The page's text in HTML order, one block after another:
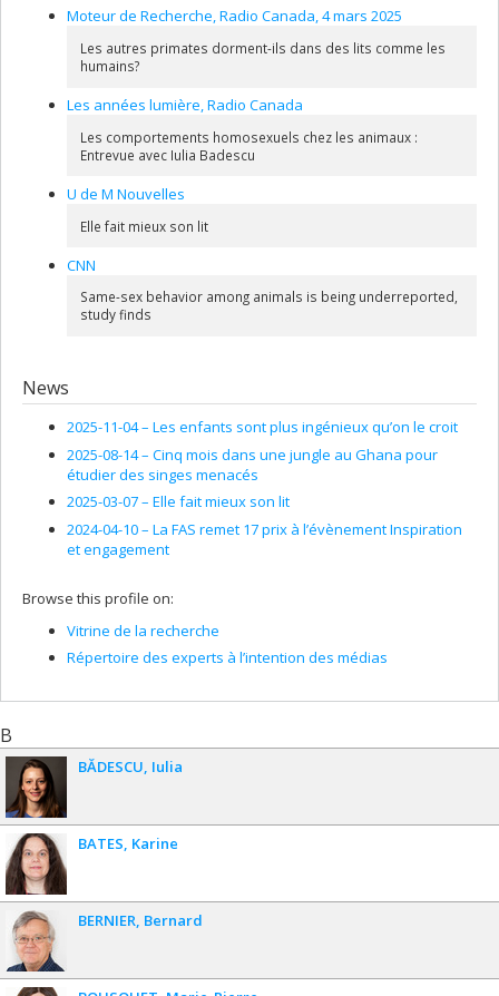
Moteur de Recherche, Radio Canada, 4 mars 2025
Les autres primates dorment-ils dans des lits comme les
humains?
Les années lumière, Radio Canada
Les comportements homosexuels chez les animaux :
Entrevue avec Iulia Badescu
U de M Nouvelles
Elle fait mieux son lit
CNN
Same-sex behavior among animals is being underreported,
study finds
News
2025-11-04 – Les enfants sont plus ingénieux qu’on le croit
2025-08-14 – Cinq mois dans une jungle au Ghana pour
étudier des singes menacés
2025-03-07 – Elle fait mieux son lit
2024-04-10 – La FAS remet 17 prix à l’évènement Inspiration
et engagement
Browse this profile on:
Vitrine de la recherche
Répertoire des experts à l’intention des médias
B
BĂDESCU Iulia
BATES Karine
BERNIER Bernard